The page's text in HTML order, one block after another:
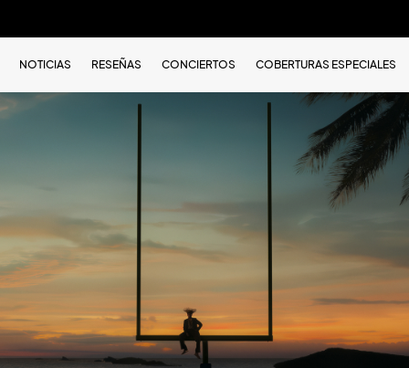
NOTICIAS RESEÑAS CONCIERTOS COBERTURAS ESPECIALES